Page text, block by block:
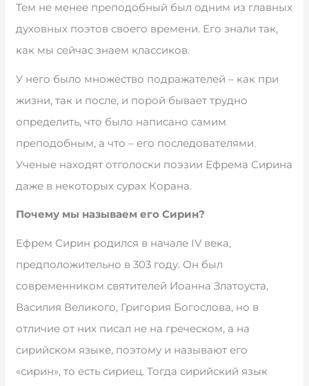
Тем не менее преподобный был одним из главных
духовных поэтов своего времени. Его знали так,
как мы сейчас знаем классиков.
У него было множество подражателей – как при
жизни, так и после, и порой бывает трудно
определить, что было написано самим
преподобным, а что – его последователями.
Ученые находят отголоски поэзии Ефрема Сирина
даже в некоторых сурах Корана.
Почему мы называем его Сирин?
Ефрем Сирин родился в начале IV века,
предположительно в 303 году. Он был
современником святителей Иоанна Златоуста,
Василия Великого, Григория Богослова, но в
отличие от них писал не на греческом, а на
сирийском языке, поэтому и называют его
«сирин», то есть сириец. Тогда сирийский язык